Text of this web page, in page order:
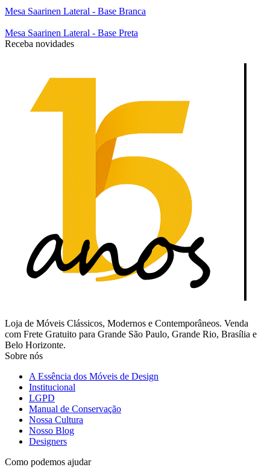
Mesa Saarinen Lateral - Base Branca
Mesa Saarinen Lateral - Base Preta
Receba novidades
Loja de Móveis Clássicos, Modernos e Contemporâneos. Venda
com Frete Gratuito para Grande São Paulo, Grande Rio, Brasília e
Belo Horizonte.
Sobre nós
A Essência dos Móveis de Design
Institucional
LGPD
Manual de Conservação
Nossa Cultura
Nosso Blog
Designers
Como podemos ajudar